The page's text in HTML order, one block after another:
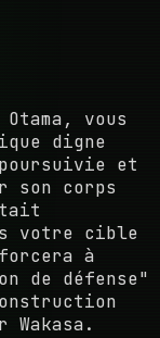
vous
digne
et
son corps
votre cible
à
de défense"